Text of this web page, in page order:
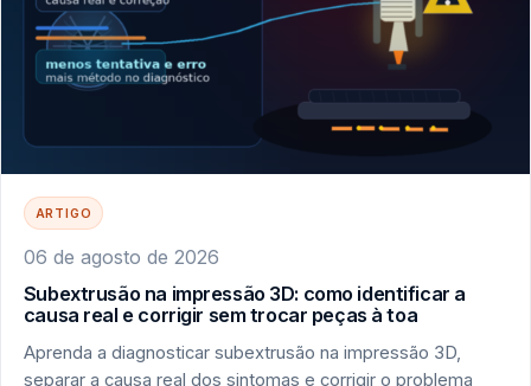
ARTIGO
06 de agosto de 2026
Subextrusão na impressão 3D: como identificar a
causa real e corrigir sem trocar peças à toa
Aprenda a diagnosticar subextrusão na impressão 3D,
separar a causa real dos sintomas e corrigir o problema